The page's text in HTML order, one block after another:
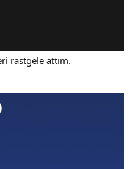
rastgele attım.